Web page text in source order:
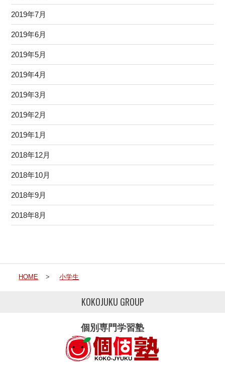
2019年7月
2019年6月
2019年5月
2019年4月
2019年3月
2019年2月
2019年1月
2018年12月
2018年10月
2018年9月
2018年8月
HOME > 小学生
KOKOJUKU GROUP
個別専門学習塾